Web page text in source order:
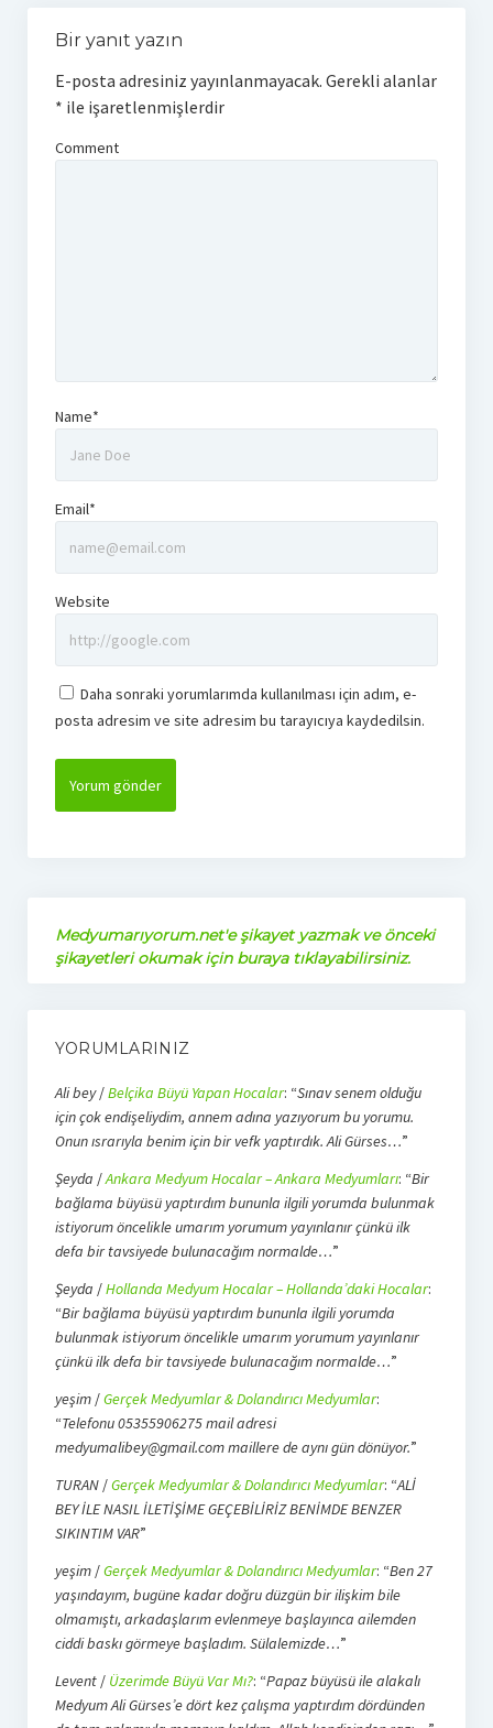
Bir yanıt yazın
E-posta adresiniz yayınlanmayacak. Gerekli alanlar
* ile işaretlenmişlerdir
Comment
Name*
Email*
Website
Daha sonraki yorumlarımda kullanılması için adım, e-
posta adresim ve site adresim bu tarayıcıya kaydedilsin.
Medyumarıyorum.net'e şikayet yazmak ve önceki
şikayetleri okumak için buraya tıklayabilirsiniz.
YORUMLARINIZ
Ali bey/Belçika Büyü Yapan Hocalar: “Sınav senem olduğu
için çok endişeliydim, annem adına yazıyorum bu yorumu.
Onun ısrarıyla benim için bir vefk yaptırdık. Ali Gürses…”
Şeyda /Ankara Medyum Hocalar – Ankara Medyumları: “Bir
bağlama büyüsü yaptırdım bununla ilgili yorumda bulunmak
istiyorum öncelikle umarım yorumum yayınlanır çünkü ilk
defa bir tavsiyede bulunacağım normalde…”
Şeyda /Hollanda Medyum Hocalar – Hollanda’daki Hocalar:
“Bir bağlama büyüsü yaptırdım bununla ilgili yorumda
bulunmak istiyorum öncelikle umarım yorumum yayınlanır
çünkü ilk defa bir tavsiyede bulunacağım normalde…”
yeşim/Gerçek Medyumlar & Dolandırıcı Medyumlar:
“Telefonu 05355906275 mail adresi
medyumalibey@gmail.com maillere de aynı gün dönüyor.”
TURAN/Gerçek Medyumlar & Dolandırıcı Medyumlar: “ALİ
BEY İLE NASIL İLETİŞİME GEÇEBİLİRİZ BENİMDE BENZER
SIKINTIM VAR”
yeşim/Gerçek Medyumlar & Dolandırıcı Medyumlar: “Ben 27
yaşındayım, bugüne kadar doğru düzgün bir ilişkim bile
olmamıştı, arkadaşlarım evlenmeye başlayınca ailemden
ciddi baskı görmeye başladım. Sülalemizde…”
Levent/ Üzerimde Büyü Var Mı?: “Papaz büyüsü ile alakalı
Medyum Ali Gürses’e dört kez çalışma yaptırdım dördünden